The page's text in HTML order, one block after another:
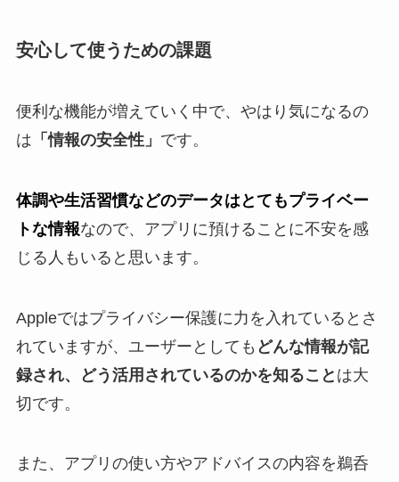
安心して使うための課題
便利な機能が増えていく中で、やはり気になるの
は 「情報の安全性」 です。
体調や生活習慣などのデータはとてもプライベー
トな情報なので、アプリに預けることに不安を感
じる人もいると思います。
Appleではプライバシー保護に力を入れているとさ
れていますが、ユーザーとしても どんな情報が記
録され、どう活用されているのかを知ること は大
切です。
また、アプリの使い方やアドバイスの内容を鵜呑